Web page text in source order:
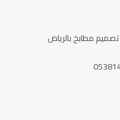
مطابخ بالرياض